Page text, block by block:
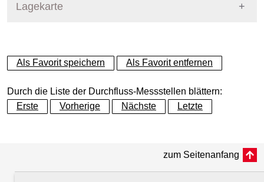
Lagekarte
+
−
Als Favorit speichern Als Favorit entfernen
Durch die Liste der Durchfluss-Messstellen blättern:
Erste
Vorherige Nächste Letzte
zum Seitenanfang